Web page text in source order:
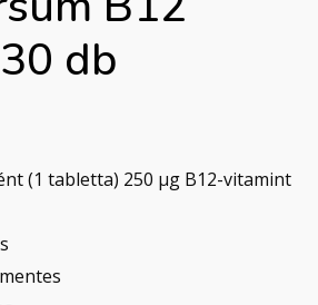
db
(1 tabletta) 250 µg B12-vitamint